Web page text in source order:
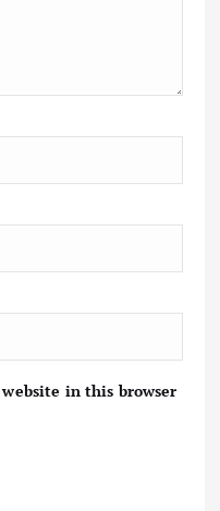
in this browser